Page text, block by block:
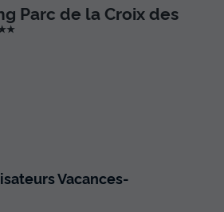
Parc de la Croix des
Vacances-